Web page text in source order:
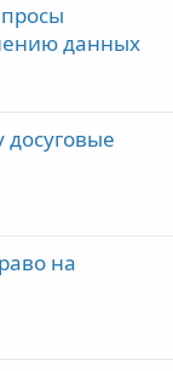
данных
досуговые
на